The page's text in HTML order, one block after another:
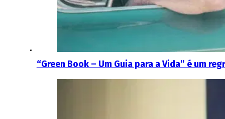
“Green Book – Um Guia para a Vida” é um